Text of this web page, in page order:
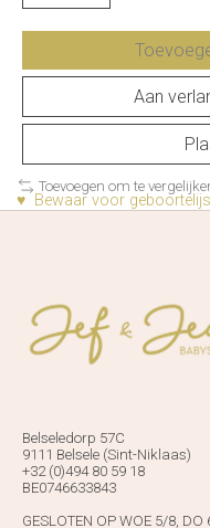
Aan
Toevoegen om te
♥ Bewaar voor
Belseledorp 57C
9111 Belsele (Sint-Niklaas)
+32 (0)494 80 59 18
BE0746633843
GESLOTEN OP WOE 5/8, DO